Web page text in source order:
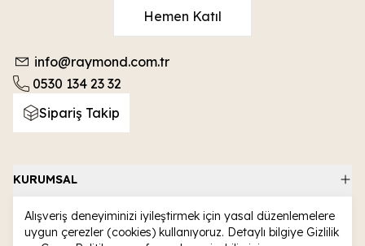
Alışveriş deneyiminizi iyileştirmek için yasal düzenlemelere
uygun çerezler (cookies) kullanıyoruz. Detaylı bilgiye Gizlilik
Hemen Katıl
info@raymond.com.tr
0530 134 23 32
Sipariş Takip
KURUMSAL
ALIŞVERİŞ
KATEGORİLER